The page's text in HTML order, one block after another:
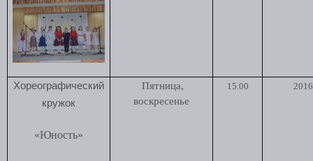
Хореографический
кружок
«Юность»
Пятница,
воскресенье
15.00 2016